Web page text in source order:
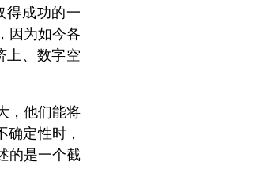
得成功的一
因为如今各
上、数字空
，他们能将
定性时，
的是一个截